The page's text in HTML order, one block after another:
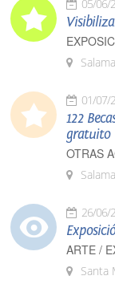
05/06/
01/07/
122
gratuito
OTRAS
26/06/
ARTE /
Santa